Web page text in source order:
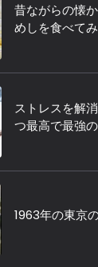
昔ながらの懐
めしを食べて
ストレスを解
つ最高で最強
1963年の東京